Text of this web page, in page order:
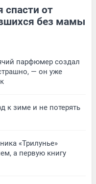
спасти от
без мамы
парфюмер создал
— он уже
к зиме и не потерять
«Трилунье»
а первую книгу